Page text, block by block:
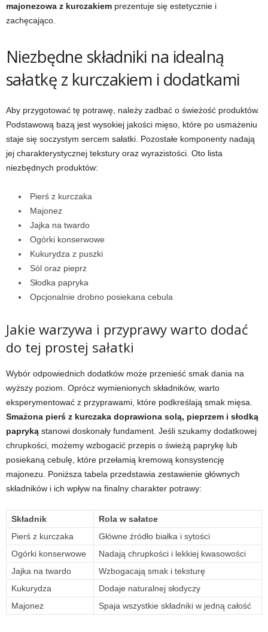
majonezowa z kurczakiem prezentuje się estetycznie i
zachęcająco.
Niezbędne składniki na idealną
sałatkę z kurczakiem i dodatkami
Aby przygotować tę potrawę, należy zadbać o świeżość produktów.
Podstawową bazą jest wysokiej jakości mięso, które po usmażeniu
staje się soczystym sercem sałatki. Pozostałe komponenty nadają
jej charakterystycznej tekstury oraz wyrazistości. Oto lista
niezbędnych produktów:
Pierś z kurczaka
Majonez
Jajka na twardo
Ogórki konserwowe
Kukurydza z puszki
Sól oraz pieprz
Słodka papryka
Opcjonalnie drobno posiekana cebula
Jakie warzywa i przyprawy warto dodać
do tej prostej sałatki
Wybór odpowiednich dodatków może przenieść smak dania na
wyższy poziom. Oprócz wymienionych składników, warto
eksperymentować z przyprawami, które podkreślają smak mięsa.
Smażona pierś z kurczaka doprawiona solą, pieprzem i słodką
papryką stanowi doskonały fundament. Jeśli szukamy dodatkowej
chrupkości, możemy wzbogacić przepis o świeżą paprykę lub
posiekaną cebulę, które przełamią kremową konsystencję
majonezu. Poniższa tabela przedstawia zestawienie głównych
składników i ich wpływ na finalny charakter potrawy:
Składnik
Rola w sałatce
Pierś z kurczaka
Główne źródło białka i sytości
Ogórki konserwowe
Nadają chrupkości i lekkiej kwasowości
Jajka na twardo
Wzbogacają smak i teksturę
Kukurydza
Dodaje naturalnej słodyczy
Majonez
Spaja wszystkie składniki w jedną całość